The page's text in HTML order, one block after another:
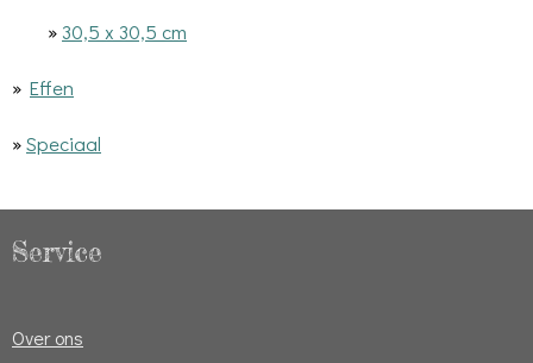
» 30,5 x 30,5 cm
» Effen
»Speciaal
Service
Over ons